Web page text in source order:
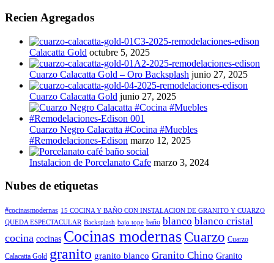
Recien Agregados
Calacatta Gold octubre 5, 2025
Cuarzo Calacatta Gold – Oro Backsplash junio 27, 2025
Cuarzo Calacatta Gold junio 27, 2025
Cuarzo Negro Calacatta #Cocina #Muebles
#Remodelaciones-Edison marzo 12, 2025
Instalacion de Porcelanato Cafe marzo 3, 2024
Nubes de etiquetas
#cocinasmodernas 15 COCINA Y BAÑO CON INSTALACION DE GRANITO Y CUARZO
QUEDA ESPECTACULAR Backsplash bajo tope baño blanco blanco cristal
cocina cocinas Cocinas modernas Cuarzo Cuarzo
Calacatta Gold granito granito blanco Granito Chino Granito